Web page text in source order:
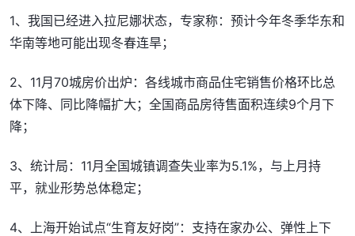
1、我国已经进入拉尼娜状态，专家称：预计今年冬季华东和
华南等地可能出现冬春连旱；
2、11月70城房价出炉：各线城市商品住宅销售价格环比总
体下降、同比降幅扩大；全国商品房待售面积连续9个月下
降；
3、统计局：11月全国城镇调查失业率为5.1%，与上月持
平，就业形势总体稳定；
4、上海开始试点“生育友好岗”：支持在家办公、弹性上下